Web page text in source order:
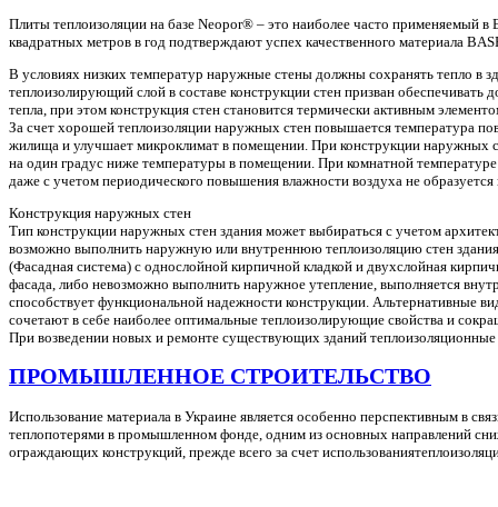
Плиты теплоизоляции на базе Neopor® – это наиболее часто применяемый в
квадратных метров в год подтверждают успех качественного материала
В условиях низких температур наружные стены должны сохранять тепло
теплоизолирующий слой в составе конструкции стен призван
тепла, при этом конструкция стен становится термически активным
За счет хорошей теплоизоляции наружных стен повышается температура
жилища и улучшает микроклимат в помещении. При конструкции наружных
на один градус ниже температуры в помещении. При комнатной
даже с учетом периодического повышения влажности воздуха не образуется
Конструкция наружных стен
Тип конструкции наружных стен здания может выбираться с учетом
возможно выполнить наружную или внутреннюю теплоизоляцию стен
(Фасадная система) с однослойной кирпичной кладкой и двухслойная
фасада, либо невозможно выполнить наружное утепление, выполняется
способствует функциональной надежности конструкции. Альтернативные
сочетают в себе наиболее оптимальные теплоизолирующие свойства и
При возведении новых и ремонте существующих зданий
ПРОМЫШЛЕННОЕ СТРОИТЕЛЬСТВО
Использование материала в Украине является особенно перспективным в
теплопотерями в промышленном фонде, одним из основных направлений
ограждающих конструкций, прежде всего за счет